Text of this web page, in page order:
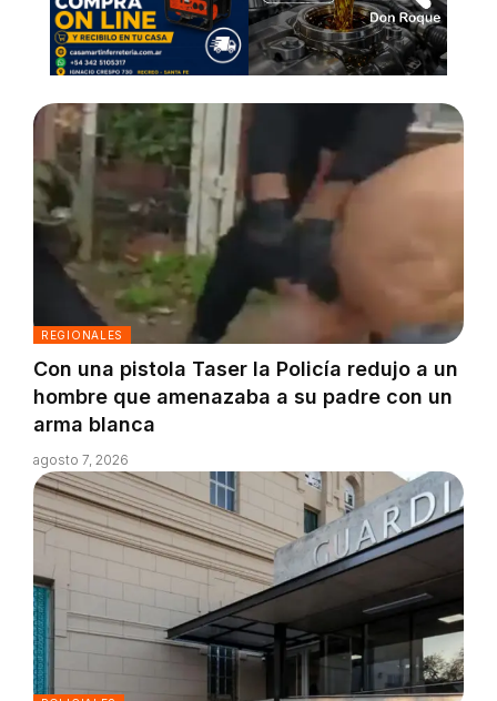
REGIONALES
Con una pistola Taser la Policía redujo a un
hombre que amenazaba a su padre con un
arma blanca
agosto 7, 2026